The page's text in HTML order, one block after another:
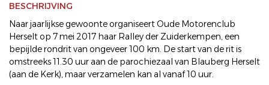
BESCHRIJVING
Naar jaarlijkse gewoonte organiseert Oude Motorenclub
Herselt op 7 mei 2017 haar Ralley der Zuiderkempen, een
bepijlde rondrit van ongeveer 100 km. De start van de rit is
omstreeks 11.30 uur aan de parochiezaal van Blauberg Herselt
(aan de Kerk), maar verzamelen kan al vanaf 10 uur.